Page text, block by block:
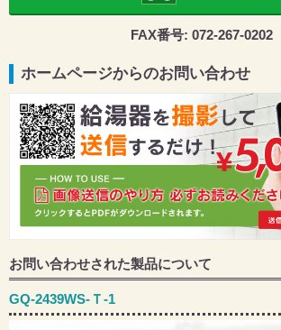
FAX番号: 072-267-0202
ホームページからのお問い合わせ
お問い合わせされた製品について
GQ-2439WS-Ｔ-1